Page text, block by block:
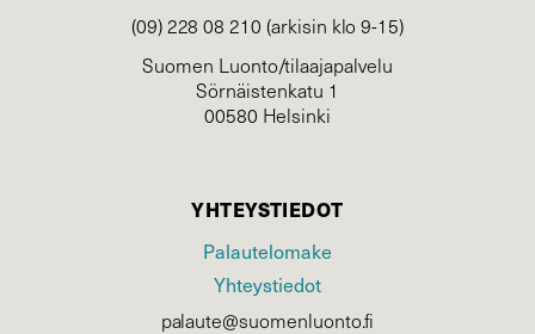
(09) 228 08 210 (arkisin klo 9-15)
Suomen Luonto/tilaajapalvelu
Sörnäistenkatu 1
00580 Helsinki
YHTEYSTIEDOT
Palautelomake
Yhteystiedot
palaute@suomenluonto.fi